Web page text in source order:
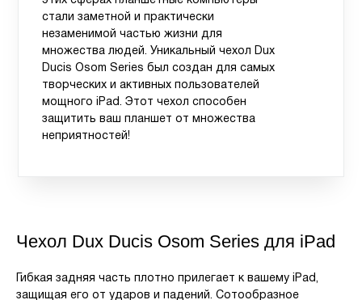
стали заметной и практически
незаменимой частью жизни для
множества людей. Уникальный чехол Dux
Ducis Osom Series был создан для самых
творческих и активных пользователей
мощного iPad. Этот чехол способен
защитить ваш планшет от множества
неприятностей!
Чехол Dux Ducis Osom Series для iPad
Гибкая задняя часть плотно прилегает к вашему iPad,
защищая его от ударов и падений. Сотообразное